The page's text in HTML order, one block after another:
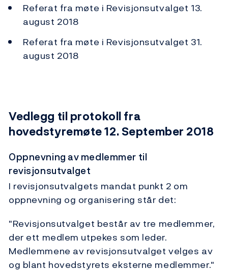
Referat fra møte i Revisjonsutvalget 13.
august 2018
Referat fra møte i Revisjonsutvalget 31.
august 2018
Vedlegg til protokoll fra
hovedstyremøte 12. September 2018
Oppnevning av medlemmer til
revisjonsutvalget
I revisjonsutvalgets mandat punkt 2 om
oppnevning og organisering står det:
"Revisjonsutvalget består av tre medlemmer,
der ett medlem utpekes som leder.
Medlemmene av revisjonsutvalget velges av
og blant hovedstyrets eksterne medlemmer."